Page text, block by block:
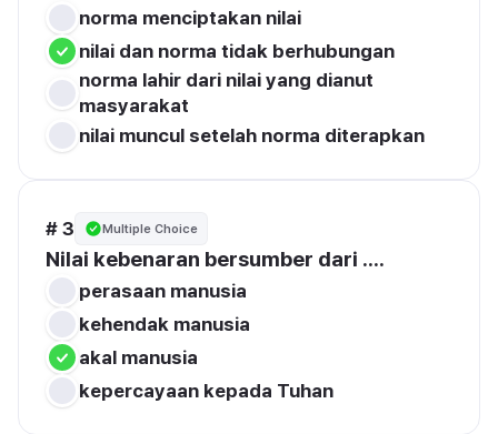
norma menciptakan nilai
nilai dan norma tidak berhubungan
norma lahir dari nilai yang dianut
masyarakat
nilai muncul setelah norma diterapkan
# 3 Multiple Choice
Nilai kebenaran bersumber dari ....
perasaan manusia
kehendak manusia
akal manusia
kepercayaan kepada Tuhan